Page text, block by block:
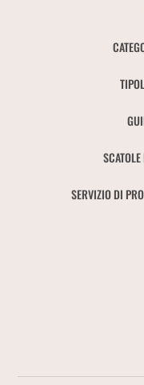
SERVIZIO DI